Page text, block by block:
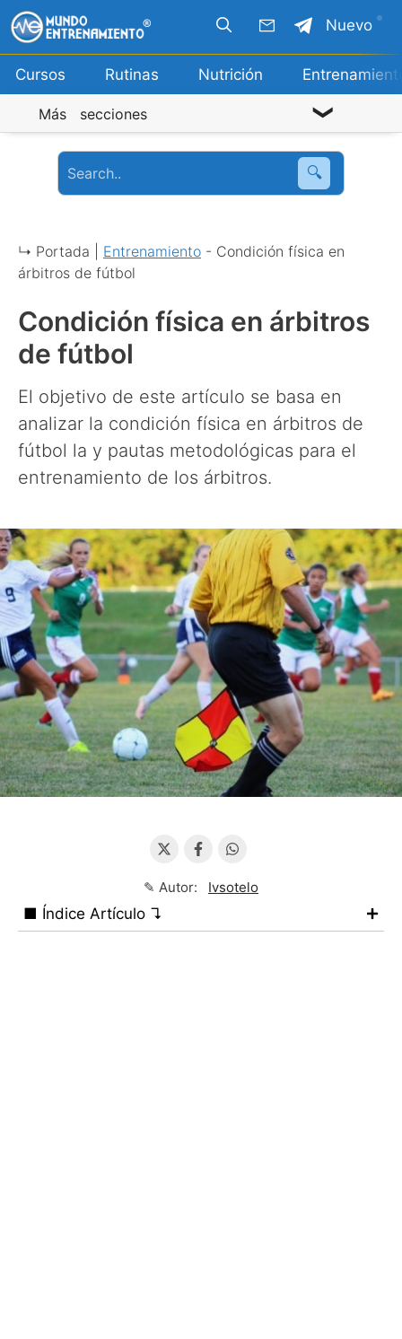
Saltar
al
contenido
Cursos Rutinas Nutrición
Nuevo
Más secciones
🔍
↳ Portada | Entrenamiento - Condición física en
árbitros de fútbol
Condición física en árbitros
de fútbol
El objetivo de este artículo se basa en
analizar la condición física en árbitros de
fútbol la y pautas metodológicas para el
entrenamiento de los árbitros.
✎ Autor: Ivsotelo
■ Índice Artículo ↴